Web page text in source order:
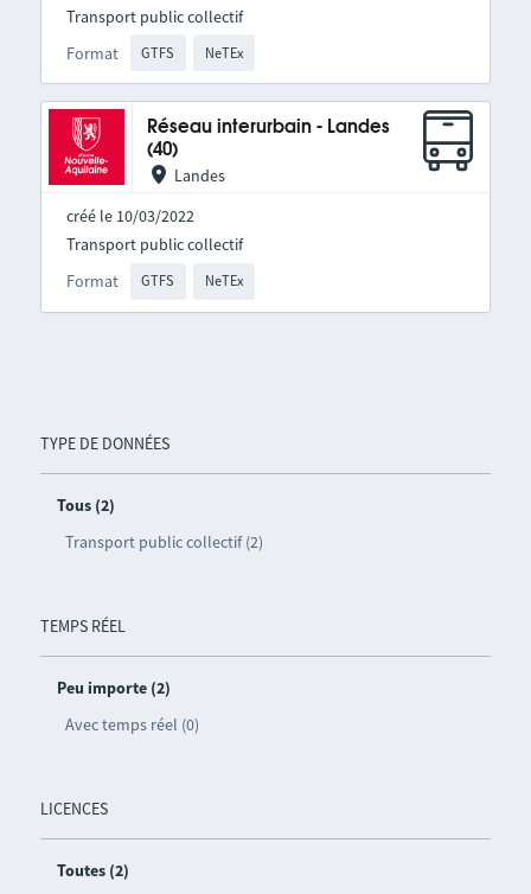
TYPE DE DONNÉES
Tous (2)
Transport public collectif (2)
TEMPS RÉEL
Peu importe (2)
Avec temps réel (0)
LICENCES
Toutes (2)
Format GTFS NeTEx
Transport public collectif
Réseau interurbain - Landes
(40)
Landes
créé le 10/03/2022
Format GTFS NeTEx
Transport public collectif